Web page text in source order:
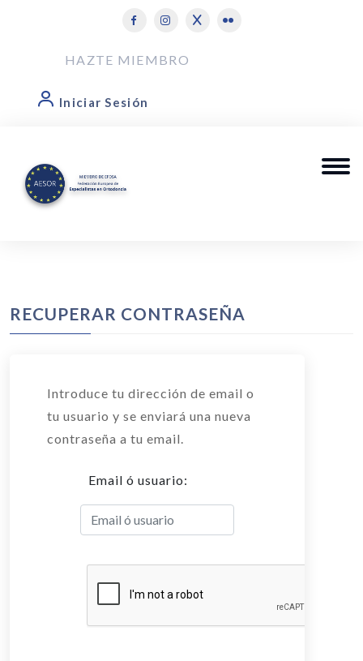
HAZTE MIEMBRO
Iniciar Sesión
RECUPERAR CONTRASEÑA
Introduce tu dirección de email o
tu usuario y se enviará una nueva
contraseña a tu email.
Email ó usuario: